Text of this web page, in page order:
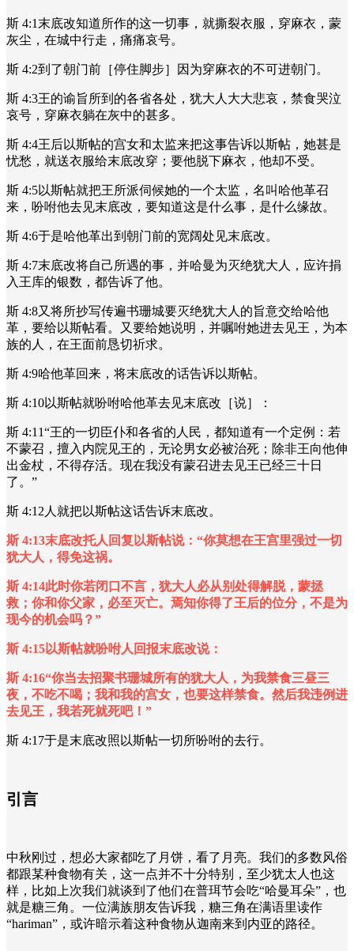
斯 4:1末底改知道所作的这一切事，就撕裂衣服，穿麻衣，蒙
灰尘，在城中行走，痛痛哀号。
斯 4:2到了朝门前［停住脚步］因为穿麻衣的不可进朝门。
斯 4:3王的谕旨所到的各省各处，犹大人大大悲哀，禁食哭泣
哀号，穿麻衣躺在灰中的甚多。
斯 4:4王后以斯帖的宫女和太监来把这事告诉以斯帖，她甚是
忧愁，就送衣服给末底改穿；要他脱下麻衣，他却不受。
斯 4:5以斯帖就把王所派伺候她的一个太监，名叫哈他革召
来，吩咐他去见末底改，要知道这是什么事，是什么缘故。
斯 4:6于是哈他革出到朝门前的宽阔处见末底改。
斯 4:7末底改将自己所遇的事，并哈曼为灭绝犹大人，应许捐
入王库的银数，都告诉了他。
斯 4:8又将所抄写传遍书珊城要灭绝犹大人的旨意交给哈他
革，要给以斯帖看。又要给她说明，并嘱咐她进去见王，为本
族的人，在王面前恳切祈求。
斯 4:9哈他革回来，将末底改的话告诉以斯帖。
斯 4:10以斯帖就吩咐哈他革去见末底改［说］：
斯 4:11“王的一切臣仆和各省的人民，都知道有一个定例：若
不蒙召，擅入内院见王的，无论男女必被治死；除非王向他伸
出金杖，不得存活。现在我没有蒙召进去见王已经三十日
了。”
斯 4:12人就把以斯帖这话告诉末底改。
斯 4:13末底改托人回复以斯帖说：“你莫想在王宫里强过一切
犹大人，得免这祸。
斯 4:14此时你若闭口不言，犹大人必从别处得解脱，蒙拯
救；你和你父家，必至灭亡。焉知你得了王后的位分，不是为
现今的机会吗？”
斯 4:15以斯帖就吩咐人回报末底改说：
斯 4:16“你当去招聚书珊城所有的犹大人，为我禁食三昼三
夜，不吃不喝；我和我的宫女，也要这样禁食。然后我违例进
去见王，我若死就死吧！”
斯 4:17于是末底改照以斯帖一切所吩咐的去行。
引言
中秋刚过，想必大家都吃了月饼，看了月亮。我们的多数风俗
都跟某种食物有关，这一点并不十分特别，至少犹太人也这
样，比如上次我们就谈到了他们在普珥节会吃“哈曼耳朵”，也
就是糖三角。一位满族朋友告诉我，糖三角在满语里读作
“hariman”，或许暗示着这种食物从迦南来到内亚的路径。